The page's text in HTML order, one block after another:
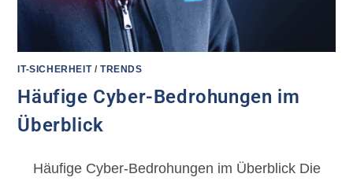
IT-SICHERHEIT/TRENDS
Häufige Cyber-Bedrohungen im
Überblick
Häufige Cyber-Bedrohungen im Überblick Die